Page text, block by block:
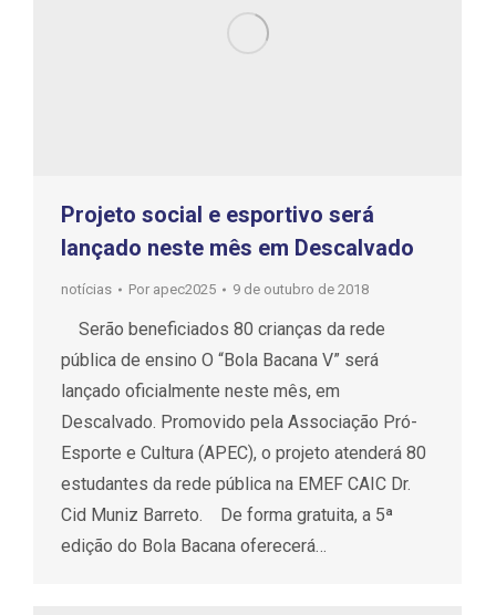
Projeto social e esportivo será
lançado neste mês em Descalvado
notícias Por apec2025 9 de outubro de 2018
Serão beneficiados 80 crianças da rede
pública de ensino O “Bola Bacana V” será
lançado oficialmente neste mês, em
Descalvado. Promovido pela Associação Pró-
Esporte e Cultura (APEC), o projeto atenderá 80
estudantes da rede pública na EMEF CAIC Dr.
Cid Muniz Barreto. De forma gratuita, a 5ª
edição do Bola Bacana oferecerá…